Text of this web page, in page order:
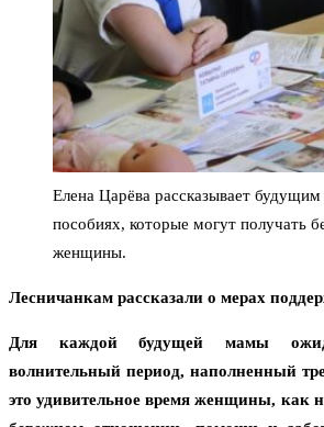
Елена Царёва рассказывает
пособиях, которые могут получать
женщины.
Лесничанкам рассказали о мерах
Для каждой будущей мамы
волнительный период, наполненный
это удивительное время женщины, как